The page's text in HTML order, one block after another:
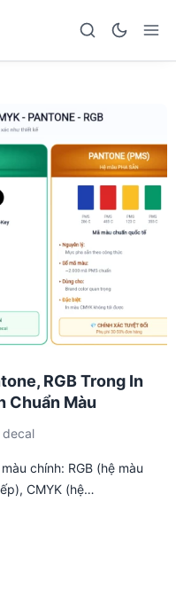
RGB Trong In
Chuẩn Màu
decal
chính: RGB (hệ màu
CMYK (hệ…